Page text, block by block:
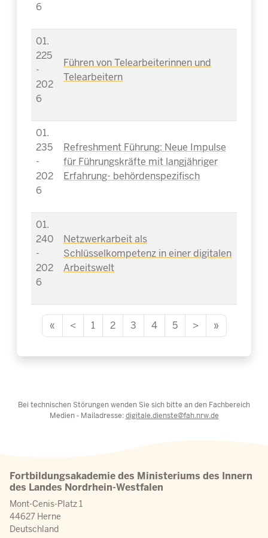
6
01.
225
-
202
6
Führen von Telearbeiterinnen und
Telearbeitern
01.
235
-
202
6
Refreshment Führung: Neue Impulse
für Führungskräfte mit langjähriger
Erfahrung- behördenspezifisch
01.
240
-
202
6
Netzwerkarbeit als
Schlüsselkompetenz in einer digitalen
Arbeitswelt
« < 1 2 3 4 5 > »
Bei technischen Störungen wenden Sie sich bitte an den Fachbereich
Medien - Mailadresse:digitale.dienste@fah.nrw.de
Fortbildungsakademie des Ministeriums des Innern
des Landes Nordrhein-Westfalen
Mont-Cenis-Platz 1
44627 Herne
Deutschland